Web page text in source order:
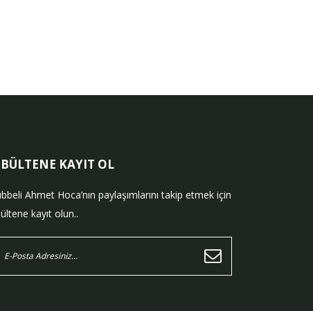
BÜLTENE KAYIT OL
Ahmet Hoca’nın paylaşımlarını takip etmek için
kayıt olun..